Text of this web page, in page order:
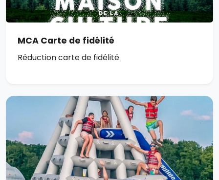
MCA Carte de fidélité
Réduction carte de fidélité